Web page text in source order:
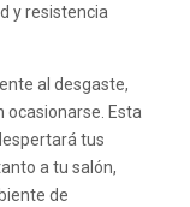
y resistencia
al desgaste,
ocasionarse. Esta
tus
a tu salón,
de